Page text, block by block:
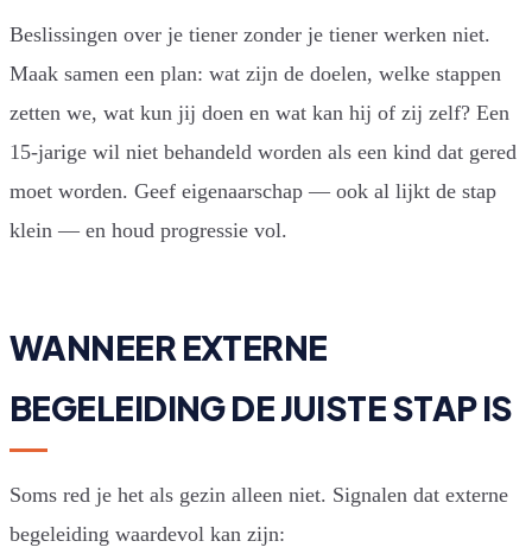
Beslissingen over je tiener zonder je tiener werken niet.
Maak samen een plan: wat zijn de doelen, welke stappen
zetten we, wat kun jij doen en wat kan hij of zij zelf? Een
15-jarige wil niet behandeld worden als een kind dat gered
moet worden. Geef eigenaarschap — ook al lijkt de stap
klein — en houd progressie vol.
WANNEER EXTERNE
BEGELEIDING DE JUISTE STAP IS
Soms red je het als gezin alleen niet. Signalen dat externe
begeleiding waardevol kan zijn: